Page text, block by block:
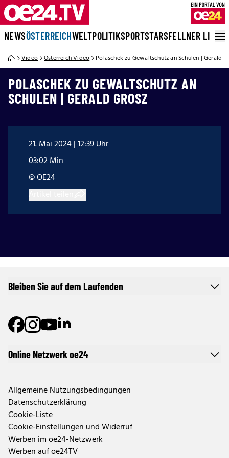
NEWSÖSTERREICHWELTPOLITIKSPORTSTARSFELLNER LIVE
Video Österreich Video Polaschek zu Gewaltschutz an Schulen | Gerald
POLASCHEK ZU GEWALTSCHUTZ AN
SCHULEN | GERALD GROSZ
21. Mai 2024 | 12:39 Uhr
03:02 Min
© OE24
Online Netzwerk oe24
Allgemeine Nutzungsbedingungen
Datenschutzerklärung
Cookie-Liste
Cookie-Einstellungen und Widerruf
Werben im oe24-Netzwerk
Werben auf oe24TV
Bleiben Sie auf dem Laufenden